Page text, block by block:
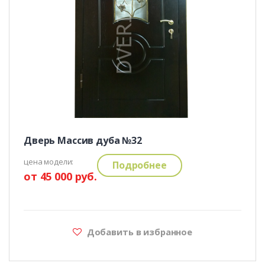
Дверь Массив дуба №32
цена модели:
от 45 000 руб.
Подробнее
Добавить в избранное